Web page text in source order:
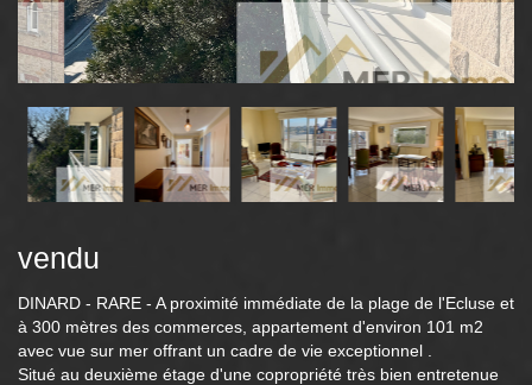
vendu
DINARD - RARE - A proximité immédiate de la plage de l'Ecluse et
à 300 mètres des commerces, appartement d'environ 101 m2
avec vue sur mer offrant un cadre de vie exceptionnel .
Situé au deuxième étage d'une copropriété très bien entretenue